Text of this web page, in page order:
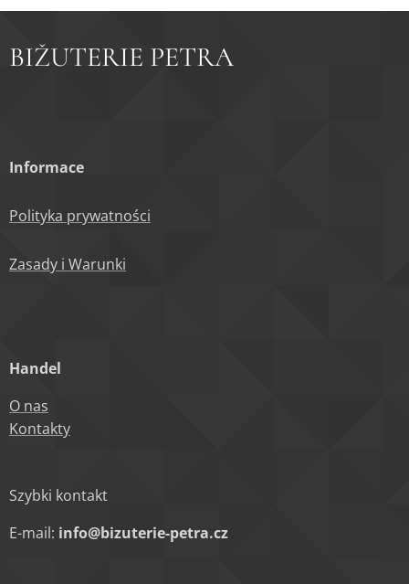
BIŽUTERIE PETRA
Informace
Polityka prywatności
Zasady i Warunki
Handel
O nas
Kontakty
Szybki kontakt
E-mail: info@bizuterie-petra.cz